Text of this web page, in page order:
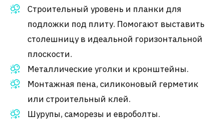
Строительный уровень и планки для
подложки под плиту. Помогают выставить
столешницу в идеальной горизонтальной
плоскости.
Металлические уголки и кронштейны.
Монтажная пена, силиконовый герметик
или строительный клей.
Шурупы, саморезы и евроболты.